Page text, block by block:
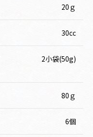
20ｇ
30cc
2小袋(50g)
80ｇ
6個